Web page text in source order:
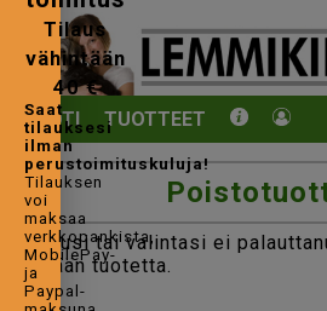
KOTI TUOTTEET
Tilaus
vähintään
40 €
Saat
tilauksesi
ilman
perustoimituskuluja!
Tilauksen
voi
maksaa
verkkopankista,
MobilePay-
ja
Paypal-
Hakusi tai valintasi ei
yhtään tuotetta.